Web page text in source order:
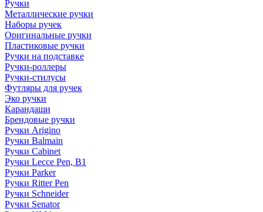
Ручки
Металлические ручки
Наборы ручек
Оригинальные ручки
Пластиковые ручки
Ручки на подставке
Ручки-роллеры
Ручки-стилусы
Футляры для ручек
Эко ручки
Карандаши
Брендовые ручки
Ручки Arigino
Ручки Balmain
Ручки Cabinet
Ручки Lecce Pen, B1
Ручки Parker
Ручки Ritter Pen
Ручки Schneider
Ручки Senator